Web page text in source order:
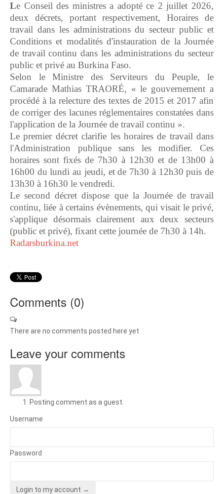
Le Conseil des ministres a adopté ce 2 juillet 2026,
deux décrets, portant respectivement, Horaires de
travail dans les administrations du secteur public et
Conditions et modalités d'instauration de la Journée
de travail continu dans les administrations du secteur
public et privé au Burkina Faso.
Selon le Ministre des Serviteurs du Peuple, le
Camarade Mathias TRAORÉ, « le gouvernement a
procédé à la relecture des textes de 2015 et 2017 afin
de corriger des lacunes réglementaires constatées dans
l'application de la Journée de travail continu ».
Le premier décret clarifie les horaires de travail dans
l'Administration publique sans les modifier. Ces
horaires sont fixés de 7h30 à 12h30 et de 13h00 à
16h00 du lundi au jeudi, et de 7h30 à 12h30 puis de
13h30 à 16h30 le vendredi.
Le second décret dispose que la Journée de travail
continu, liée à certains évènements, qui visait le privé,
s'applique désormais clairement aux deux secteurs
(public et privé), fixant cette journée de 7h30 à 14h.
Radarsburkina.net
Comments (0)
There are no comments posted here yet
Leave your comments
Posting comment as a guest.
Username
Password
Login to my account →